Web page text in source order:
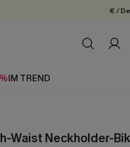
€ /
IM TREND
Waist Neckholder-